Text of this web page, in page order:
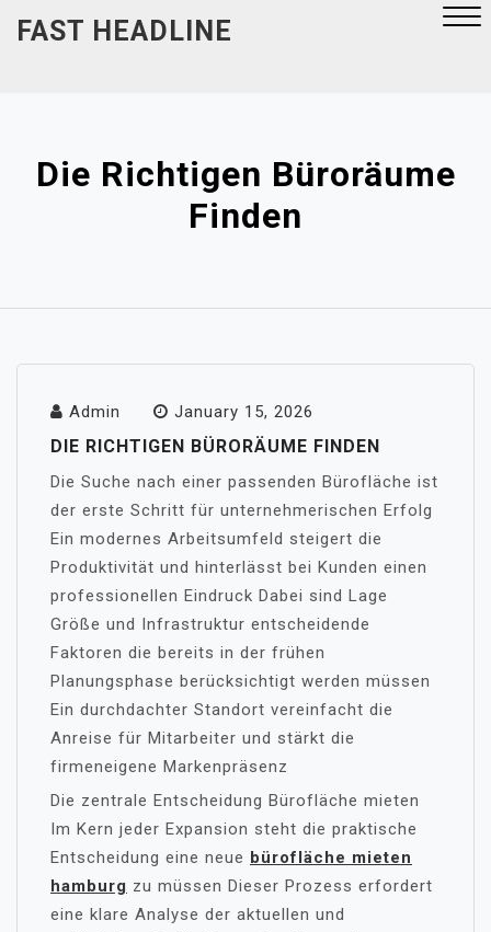
FAST HEADLINE
Die Richtigen Büroräume
Finden
Admin January 15, 2026
DIE RICHTIGEN BÜRORÄUME FINDEN
Die Suche nach einer passenden Bürofläche ist
der erste Schritt für unternehmerischen Erfolg
Ein modernes Arbeitsumfeld steigert die
Produktivität und hinterlässt bei Kunden einen
professionellen Eindruck Dabei sind Lage
Größe und Infrastruktur entscheidende
Faktoren die bereits in der frühen
Planungsphase berücksichtigt werden müssen
Ein durchdachter Standort vereinfacht die
Anreise für Mitarbeiter und stärkt die
firmeneigene Markenpräsenz
Die zentrale Entscheidung Bürofläche mieten
Im Kern jeder Expansion steht die praktische
Entscheidung eine neue bürofläche mieten
hamburg zu müssen Dieser Prozess erfordert
eine klare Analyse der aktuellen und